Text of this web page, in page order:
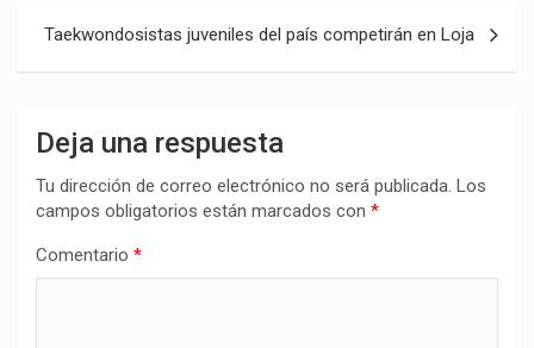
entradas
Taekwondosistas juveniles del país competirán en Loja
Deja una respuesta
Tu dirección de correo electrónico no será publicada. Los
campos obligatorios están marcados con *
Comentario *